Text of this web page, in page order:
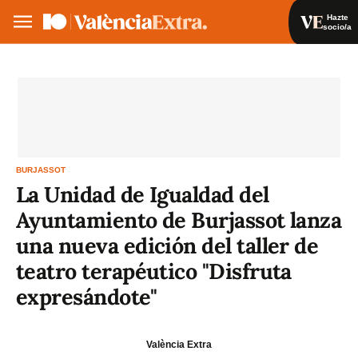
Hazte
socio/a
BURJASSOT
La Unidad de Igualdad del
Ayuntamiento de Burjassot lanza
una nueva edición del taller de
teatro terapéutico "Disfruta
expresándote"
València Extra